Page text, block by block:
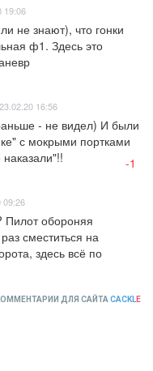
19:06
не знают), что гонки
ф1. Здесь это
16:56
- не видел) И были
с мокрыми портками
-1
09:26
Пилот обороняя
сместиться на
здесь всё по
ДЛЯ САЙТА CACKLE